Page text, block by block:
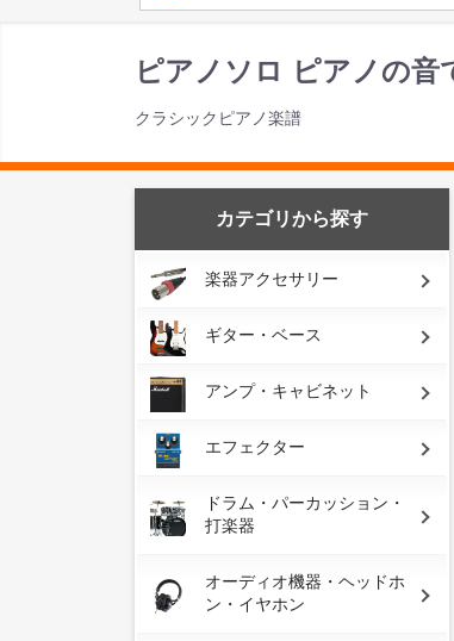
ピアノソロ ピアノの
クラシックピアノ楽譜
カテゴリから探す
楽器アクセサリー
ギター・ベース
アンプ・キャビネット
エフェクター
ドラム・パーカッション・
打楽器
オーディオ機器・ヘッドホ
ン・イヤホン